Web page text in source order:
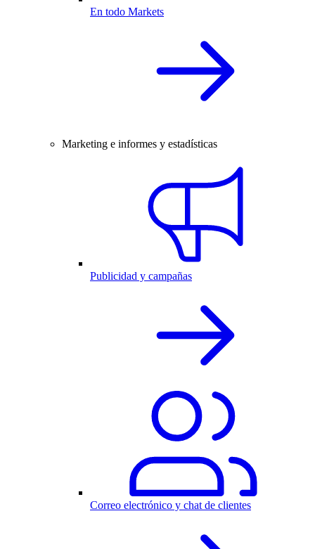
En todo Markets
Marketing e informes y estadísticas
Publicidad y campañas
Correo electrónico y chat de clientes